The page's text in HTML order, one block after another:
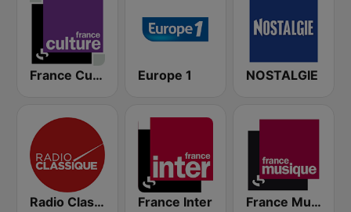
France Culture Europe 1 NOSTALGIE
Radio Classique France Inter France Musique